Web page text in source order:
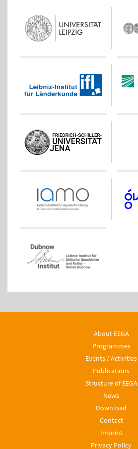
About EEGA
Programmes
Events / Activities
Publications
Structure of EEGA
News
Download
Contact
Imprint
Privacy Policy